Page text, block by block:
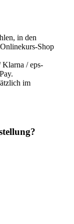
in den
Shop
Klarna / eps-
im